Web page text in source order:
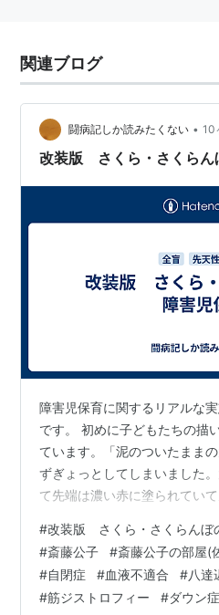
関連ブログ
闘病記しか読みたくない • 10
改装版 さくら・さくらん
障害児保育に関するリアルな
です。 初めに子どもたちの描
ています。「泥のついたまま
ずぎょっとしてしまいました
て先端は濃い赤に塗られてい
(先天性白内障)、自閉症、血液
脳性まひ、進行性筋ジストロ
９８２年出版の本の改装版な
葉がまだ使われています。
#改装版 さくら・さくらんぼ
#斎藤公子 #斎藤公子の部屋(
#自閉症 #血液不適合 #八達
#筋ジストロフィー #ダウン症